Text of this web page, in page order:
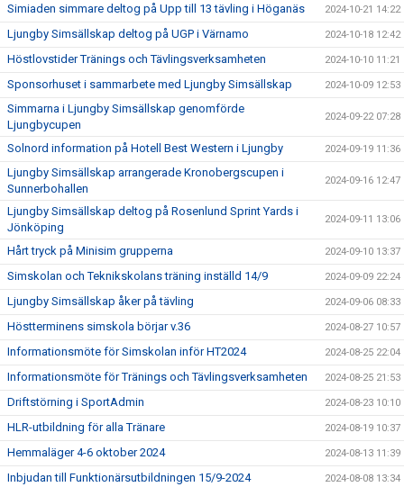
Simiaden simmare deltog på Upp till 13 tävling i Höganäs 2024-10-21 14:22
Ljungby Simsällskap deltog på UGP i Värnamo 2024-10-18 12:42
Höstlovstider Tränings och Tävlingsverksamheten 2024-10-10 11:21
Sponsorhuset i sammarbete med Ljungby Simsällskap 2024-10-09 12:53
Simmarna i Ljungby Simsällskap genomförde
Ljungbycupen
2024-09-22 07:28
Solnord information på Hotell Best Western i Ljungby 2024-09-19 11:36
Ljungby Simsällskap arrangerade Kronobergscupen i
Sunnerbohallen
2024-09-16 12:47
Ljungby Simsällskap deltog på Rosenlund Sprint Yards i
Jönköping
2024-09-11 13:06
Hårt tryck på Minisim grupperna 2024-09-10 13:37
Simskolan och Teknikskolans träning inställd 14/9 2024-09-09 22:24
Ljungby Simsällskap åker på tävling 2024-09-06 08:33
Höstterminens simskola börjar v.36 2024-08-27 10:57
Informationsmöte för Simskolan inför HT2024 2024-08-25 22:04
Informationsmöte för Tränings och Tävlingsverksamheten 2024-08-25 21:53
Driftstörning i SportAdmin 2024-08-23 10:10
HLR-utbildning för alla Tränare 2024-08-19 10:37
Hemmaläger 4-6 oktober 2024 2024-08-13 11:39
Inbjudan till Funktionärsutbildningen 15/9-2024 2024-08-08 13:34